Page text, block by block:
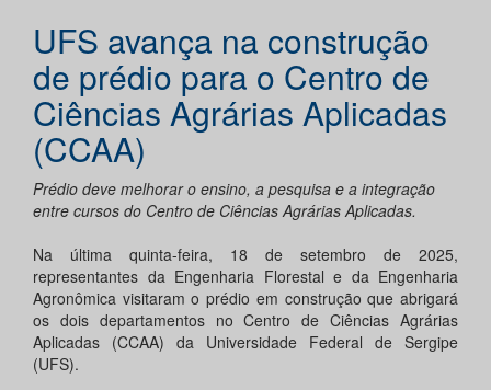
UFS avança na construção
de prédio para o Centro de
Ciências Agrárias Aplicadas
(CCAA)
Prédio deve melhorar o ensino, a pesquisa e a integração
entre cursos do Centro de Ciências Agrárias Aplicadas.
Na última quinta-feira, 18 de setembro de 2025,
representantes da Engenharia Florestal e da Engenharia
Agronômica visitaram o prédio em construção que abrigará
os dois departamentos no Centro de Ciências Agrárias
Aplicadas (CCAA) da Universidade Federal de Sergipe
(UFS).